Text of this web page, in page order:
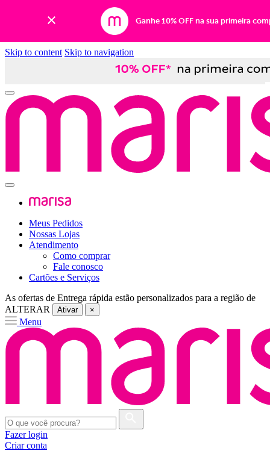
Ganhe 10% OFF na sua primeira
Skip to content Skip to navigation
Meus Pedidos
Nossas Lojas
Atendimento
Como comprar
Fale conosco
Cartões e Serviços
As ofertas de Entrega rápida estão personalizados para a região de
ALTERAR
Ativar ×
Menu
Fazer login
Criar conta